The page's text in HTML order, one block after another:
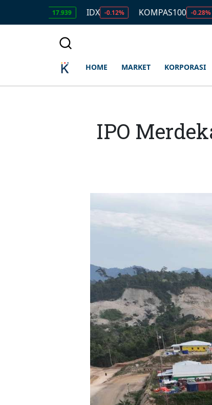
IDX -0.12% KOMPAS100 -0.28% LQ45
HOME MARKET KORPORASI
IPO